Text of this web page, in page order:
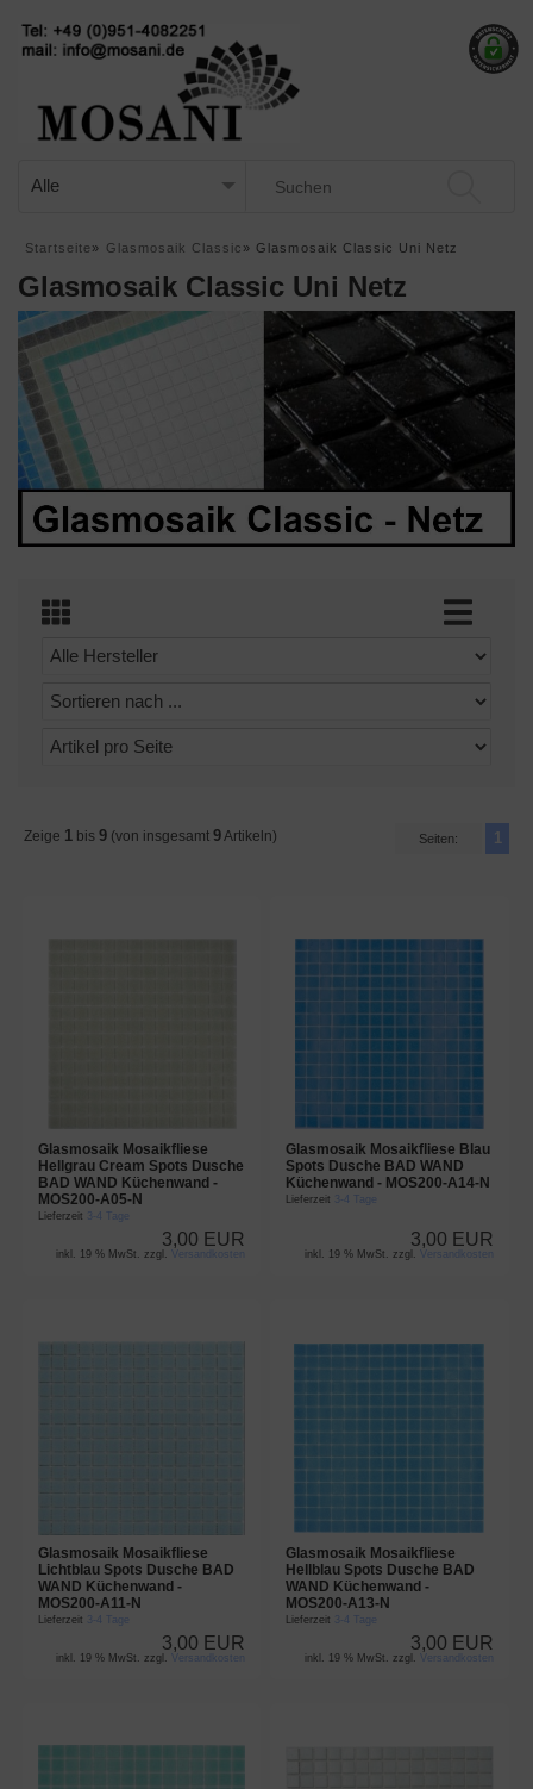
Startseite » Glasmosaik Classic » Glasmosaik Classic Uni Netz
Glasmosaik Classic Uni Netz
Zeige 1 bis 9 (von insgesamt 9Artikeln) Seiten: 1
Glasmosaik Mosaikfliese
Hellgrau Cream Spots Dusche
BAD WAND Küchenwand -
MOS200-A05-N
Lieferzeit 3-4 Tage
3,00 EUR
inkl. 19 % MwSt. zzgl.Versandkosten
Glasmosaik Mosaikfliese Blau
Spots Dusche BAD WAND
Küchenwand - MOS200-A14-N
Lieferzeit 3-4 Tage
3,00 EUR
inkl. 19 % MwSt. zzgl. Versandkosten
Glasmosaik Mosaikfliese
Lichtblau Spots Dusche BAD
WAND Küchenwand -
MOS200-A11-N
Lieferzeit 3-4 Tage
3,00 EUR
inkl. 19 % MwSt. zzgl.Versandkosten
Glasmosaik Mosaikfliese
Hellblau Spots Dusche BAD
WAND Küchenwand -
MOS200-A13-N
Lieferzeit 3-4 Tage
3,00 EUR
inkl. 19 % MwSt. zzgl. Versandkosten